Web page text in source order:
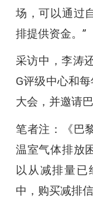
场，可以通过
排提供资金。”
采访中，李涛
G评级中心和
大会，并邀请
笔者注：《巴
温室气体排放
以从减排量已
中，购买减排信